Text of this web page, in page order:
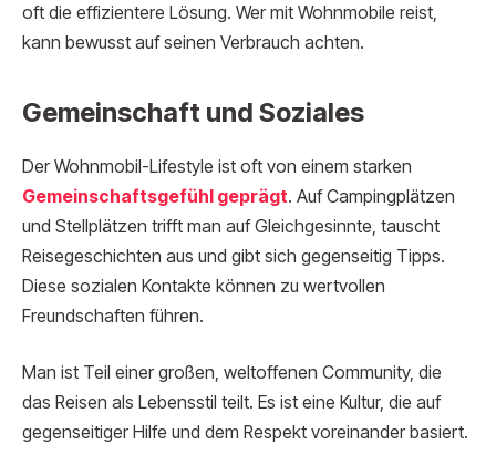
oft die effizientere Lösung. Wer mit Wohnmobile reist,
kann bewusst auf seinen Verbrauch achten.
Gemeinschaft und Soziales
Der Wohnmobil-Lifestyle ist oft von einem starken
Gemeinschaftsgefühl geprägt. Auf Campingplätzen
und Stellplätzen trifft man auf Gleichgesinnte, tauscht
Reisegeschichten aus und gibt sich gegenseitig Tipps.
Diese sozialen Kontakte können zu wertvollen
Freundschaften führen.
Man ist Teil einer großen, weltoffenen Community, die
das Reisen als Lebensstil teilt. Es ist eine Kultur, die auf
gegenseitiger Hilfe und dem Respekt voreinander basiert.